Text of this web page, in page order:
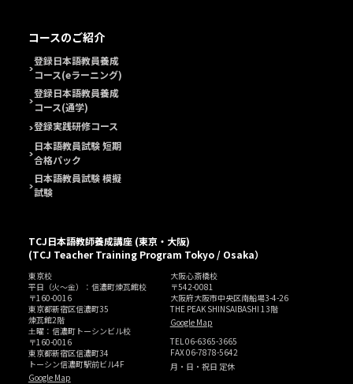
コースのご紹介
登録日本語教員養成
コース(eラーニング)
登録日本語教員養成
コース(通学)
登録実践研修コース
日本語教員試験 短期
合格パック
日本語教員試験 模擬
試験
TCJ日本語教師養成講座 (東京・大阪)
(TCJ Teacher Training Program Tokyo / Osaka）
東京校
平日（火～金）：信濃町煉瓦館校
〒160-0016
東京都新宿区信濃町35
煉瓦館2階
土曜：信濃町トーシンビル校
〒160-0016
東京都新宿区信濃町34
トーシン信濃町駅前ビル4F
Google Map
大阪心斎橋校
〒542-0081
大阪府大阪市中央区南船場3-4-26
THE PEAK SHINSAIBASHI 13階
Google Map
TEL 06-6365-3665
FAX 06-7878-5642
月・日・祝日 定休